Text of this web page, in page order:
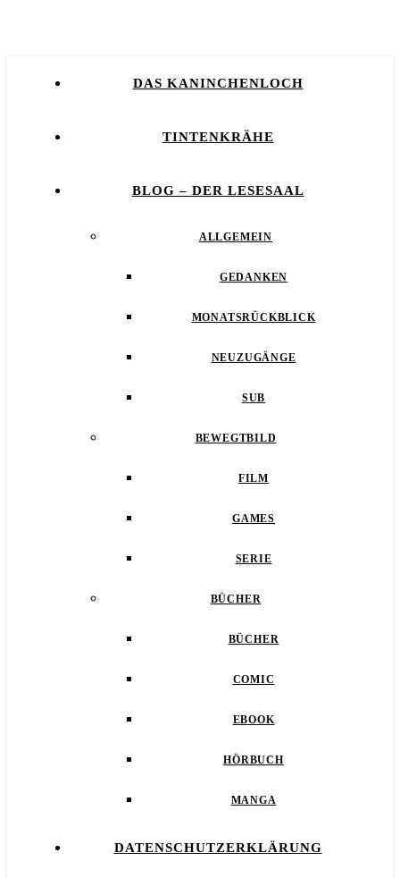
DAS KANINCHENLOCH
TINTENKRÄHE
BLOG – DER LESESAAL
ALLGEMEIN
GEDANKEN
MONATSRÜCKBLICK
NEUZUGÄNGE
SUB
BEWEGTBILD
FILM
GAMES
SERIE
BÜCHER
BÜCHER
COMIC
EBOOK
HÖRBUCH
MANGA
DATENSCHUTZERKLÄRUNG